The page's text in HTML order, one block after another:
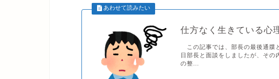
仕方なく生きている心
この記事では、部長の最後通
日部長と面談をしましたが、そ
の整...